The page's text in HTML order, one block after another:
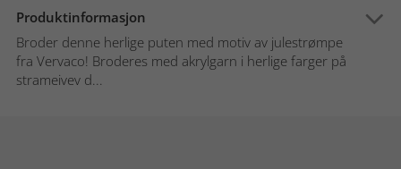
Produktinformasjon
Broder denne herlige puten med motiv av julestrømpe
fra Vervaco! Broderes med akrylgarn i herlige farger på
strameivev d...